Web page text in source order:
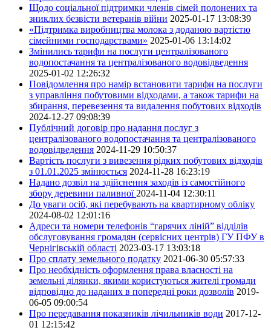
Щодо соціальної підтримки членів сімей полонених та
зниклих безвісти ветеранів війни 2025-01-17 13:08:39
«Підтримка виробництва молока з доданою вартістю
сімейними господарствами» 2025-01-06 13:14:02
Змінились тарифи на послуги централізованого
водопостачання та централізованого водовідведення
2025-01-02 12:26:32
Повідомлення про намір встановити тарифи на послуги
з управління побутовими відходами, а також тарифи на
збирання, перевезення та видалення побутових відходів
2024-12-27 09:08:39
Публічний договір про надання послуг з
централізованого водопостачання та централізованого
водовідведення 2024-11-29 10:50:37
Вартість послуги з вивезення рідких побутових відходів
з 01.01.2025 змінюється 2024-11-28 16:23:19
Надано дозвіл на здійснення заходів із самостійного
збору деревини паливної 2024-11-04 12:30:11
До уваги осіб, які перебувають на квартирному обліку
2024-08-02 12:01:16
Адреси та номери телефонів “гарячих ліній” відділів
обслуговування громадян (сервісних центрів) ГУ ПФУ в
Чернігівській області 2023-03-17 13:03:18
Про сплату земельного податку 2021-06-30 05:57:33
Про необхідність оформлення права власності на
земельні ділянки, якими користуються жителі громади
відповідно до наданих в попередні роки дозволів 2019-
06-05 09:00:54
Про передавання показників лічильників води 2017-12-
01 12:15:42